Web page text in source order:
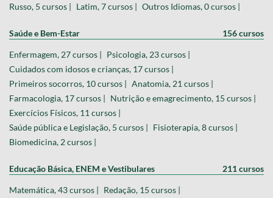
Russo, 5 cursos | Latim, 7 cursos | Outros Idiomas, 0 cursos |
Saúde e Bem-Estar 156 cursos
Enfermagem, 27 cursos | Psicologia, 23 cursos |
Cuidados com idosos e crianças, 17 cursos |
Primeiros socorros, 10 cursos | Anatomia, 21 cursos |
Farmacologia, 17 cursos | Nutrição e emagrecimento, 15 cursos |
Exercícios Físicos, 11 cursos |
Saúde pública e Legislação, 5 cursos | Fisioterapia, 8 cursos |
Biomedicina, 2 cursos |
Educação Básica, ENEM e Vestibulares 211 cursos
Matemática, 43 cursos | Redação, 15 cursos |